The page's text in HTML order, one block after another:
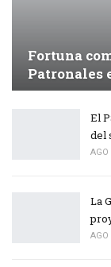
Fortuna
Patronales
El
del
AGO
La
AGO